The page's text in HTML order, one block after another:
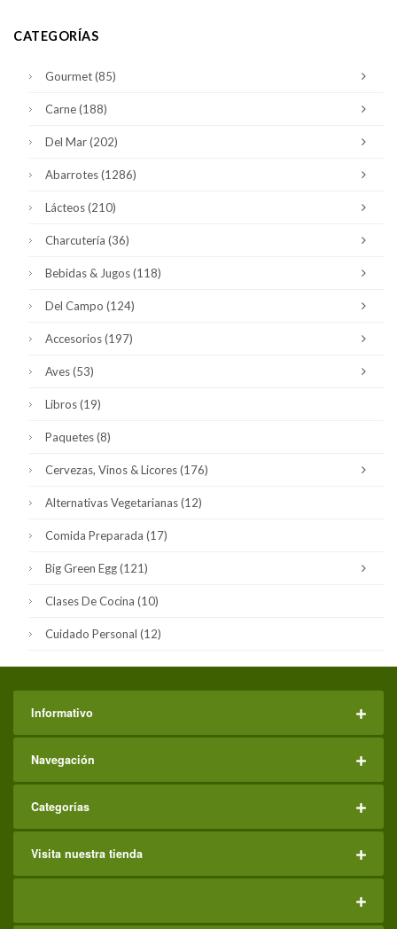
CATEGORÍAS
Gourmet(85)
Carne(188)
Del Mar(202)
Abarrotes(1286)
Lácteos(210)
Charcutería (36)
Bebidas & Jugos(118)
Del Campo (124)
Accesorios(197)
Aves(53)
Libros(19)
Paquetes(8)
Cervezas, Vinos & Licores(176)
Alternativas Vegetarianas(12)
Comida Preparada (17)
Big Green Egg(121)
Clases De Cocina (10)
Cuidado Personal (12)
Informativo
Navegación
Categorías
Visita nuestra tienda